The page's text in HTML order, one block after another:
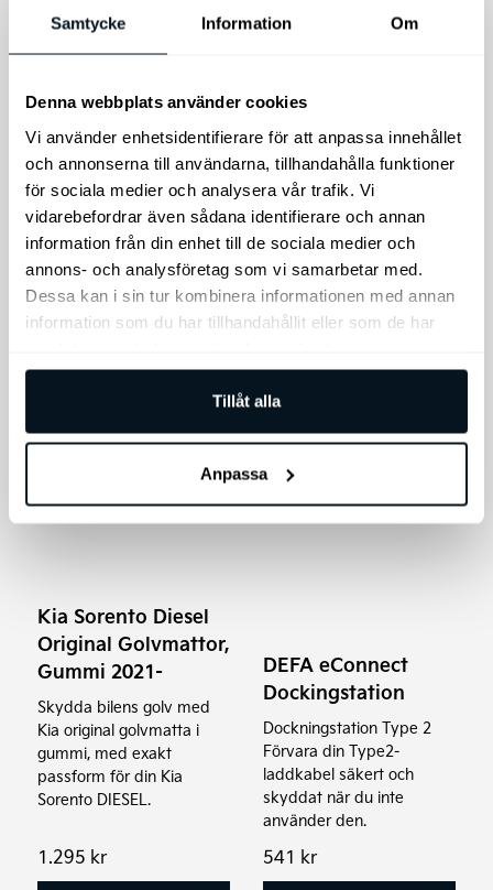
Samtycke Information Om
Denna webbplats använder cookies
Vi använder enhetsidentifierare för att anpassa innehållet
och annonserna till användarna, tillhandahålla funktioner
för sociala medier och analysera vår trafik. Vi
vidarebefordrar även sådana identifierare och annan
information från din enhet till de sociala medier och
annons- och analysföretag som vi samarbetar med.
Dessa kan i sin tur kombinera informationen med annan
information som du har tillhandahållit eller som de har
Tillåt alla
Anpassa
Kia XCeed (PHEV)
Original Golvmattor,
Skydda bilens golv med
Kia original golvmatta i
gummi, med exakt
passform för din Kia
XCeed PHEV.
1.095kr
Gummimatta, tredje
tredje sätesraden.
Skyddar kupén från grus
och slask. Lätta att
rengöra, med exakt
passform för din Kia
Sorento PHEV och DIESEL.
695kr
Kia Sorento Diesel
Original Golvmattor,
Gummi 2021-
Skydda bilens golv med
Kia original golvmatta i
gummi, med exakt
passform för din Kia
Sorento DIESEL.
1.295 kr
DEFA eConnect
Dockingstation
Dockningstation Type 2
Förvara din Type2-
laddkabel säkert och
skyddat när du inte
använder den.
541 kr